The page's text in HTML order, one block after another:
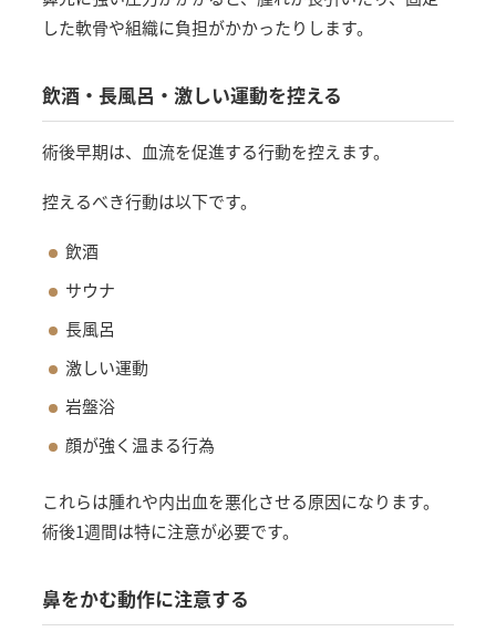
した軟骨や組織に負担がかかったりします。
飲酒・長風呂・激しい運動を控える
術後早期は、血流を促進する行動を控えます。
控えるべき行動は以下です。
飲酒
サウナ
長風呂
激しい運動
岩盤浴
顔が強く温まる行為
これらは腫れや内出血を悪化させる原因になります。
術後1週間は特に注意が必要です。
鼻をかむ動作に注意する